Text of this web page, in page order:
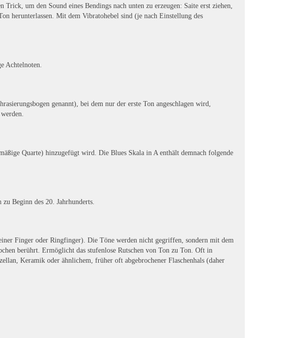
um den Sound eines Bendings nach unten zu erzeugen: Saite erst ziehen,
herunterlassen. Mit dem Vibratohebel sind (je nach Einstellung des
Achtelnoten.
genannt), bei dem nur der erste Ton angeschlagen wird,
Quarte) hinzugefügt wird. Die Blues Skala in A enthält demnach folgende
Beginn des 20. Jahrhunderts.
Finger oder Ringfinger). Die Töne werden nicht gegriffen, sondern mit dem
berührt. Ermöglicht das stufenlose Rutschen von Ton zu Ton. Oft in
Keramik oder ähnlichem, früher oft abgebrochener Flaschenhals (daher